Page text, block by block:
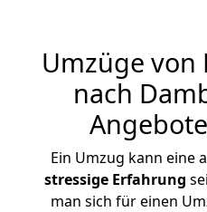
Umzüge
nach
Ein Umzug kann eine
stressige Erfahrung
man sich für einen